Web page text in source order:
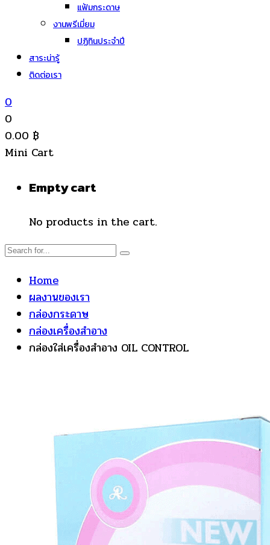
แฟ้มกระดาษ
งานพรีเมี่ยม
ปฏิทินประจำปี
สาระน่ารู้
ติดต่อเรา
0
0
0.00 ฿
Mini Cart
Empty cart
No products in the cart.
Home
ผลงานของเรา
กล่องกระดาษ
กล่องเครื่องสำอาง
กล่องใส่เครื่องสำอาง OIL CONTROL